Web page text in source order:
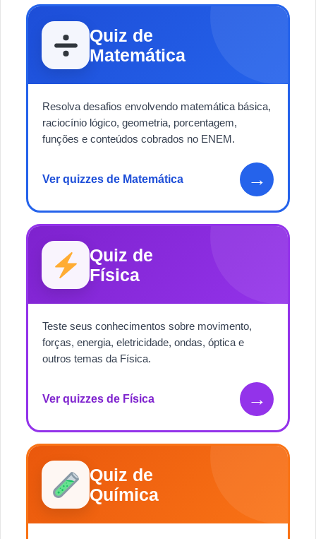
Quiz de
Matemática
Resolva desafios envolvendo matemática básica,
raciocínio lógico, geometria, porcentagem,
funções e conteúdos cobrados no ENEM.
Ver quizzes de Matemática →
Quiz de
Física
Teste seus conhecimentos sobre movimento,
forças, energia, eletricidade, ondas, óptica e
outros temas da Física.
Ver quizzes de Física →
Quiz de
Química